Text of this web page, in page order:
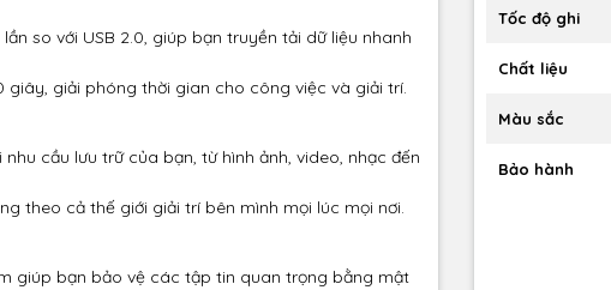
so với USB 2.0, giúp bạn truyền tải dữ liệu nhanh
giây, giải phóng thời gian cho công việc và giải trí.
cầu lưu trữ của bạn, từ hình ảnh, video, nhạc đến
theo cả thế giới giải trí bên mình mọi lúc mọi nơi.
giúp bạn bảo vệ các tập tin quan trọng bằng mật
Tốc độ ghi
Chất liệu
Màu sắc
Bảo hành